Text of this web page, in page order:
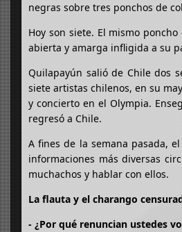
negras sobre tres ponchos de
Hoy son siete. El mismo
abierta y amarga infligida a su
Quilapayún salió de Chile dos
siete artistas chilenos, en su
y concierto en el Olympia.
regresó a Chile.
A fines de la semana pasada,
informaciones más diversas
muchachos y hablar con ellos.
La flauta y el charango
- ¿Por qué renuncian ustedes